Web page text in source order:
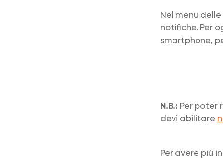
Nel menu
notifiche. Per
smartphone,
N.B.: Per poter
devi abilitare
Per avere più